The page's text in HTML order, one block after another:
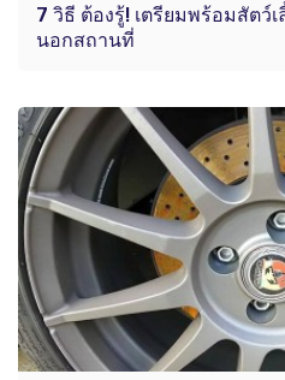
7 วิธี ต้องรู้! เตรียมพร้อมสัตว์
นอกสถานที่